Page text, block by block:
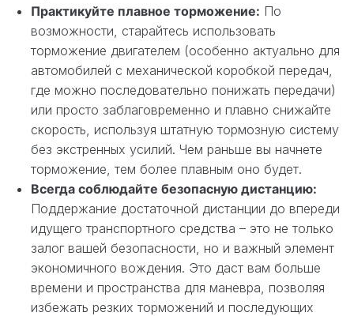
Практикуйте плавное торможение: По
возможности, старайтесь использовать
торможение двигателем (особенно актуально для
автомобилей с механической коробкой передач,
где можно последовательно понижать передачи)
или просто заблаговременно и плавно снижайте
скорость, используя штатную тормозную систему
без экстренных усилий. Чем раньше вы начнете
торможение, тем более плавным оно будет.
Всегда соблюдайте безопасную дистанцию:
Поддержание достаточной дистанции до впереди
идущего транспортного средства – это не только
залог вашей безопасности, но и важный элемент
экономичного вождения. Это даст вам больше
времени и пространства для маневра, позволяя
избежать резких торможений и последующих